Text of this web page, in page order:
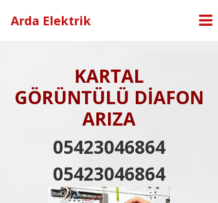
Arda Elektrik
KARTAL
GÖRÜNTÜLÜ DİAFON
ARIZA
05423046864
05423046864